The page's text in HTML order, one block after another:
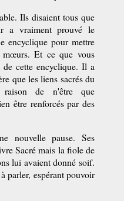
Ils disaient tous que
a vraiment prouvé le
encyclique pour mettre
Et ce que vous
cette encyclique. Il a
que les liens sacrés du
raison de n'être que
être renforcés par des
nouvelle pause. Ses
Sacré mais la fiole de
lui avaient donné soif.
parler, espérant pouvoir